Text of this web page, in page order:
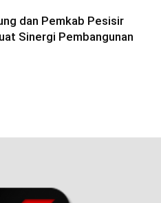
dan Pemkab Pesisir
Sinergi Pembangunan